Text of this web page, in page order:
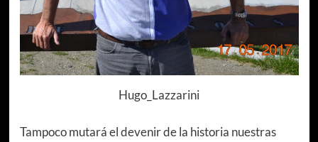
Hugo_Lazzarini
Tampoco mutará el devenir de la historia nuestras